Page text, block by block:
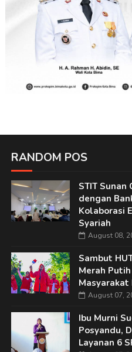
RANDOM POS
STIT Sunan
dengan
Kolaborasi
Syariah
August 08,
Sambut
Merah
August 07,
Ibu Murni
Posyandu,
Layanan 6